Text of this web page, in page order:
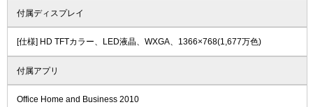
付属ディスプレイ
[仕様] HD TFTカラー、LED液晶、WXGA、1366×768(1,677万色)
付属アプリ
Office Home and Business 2010